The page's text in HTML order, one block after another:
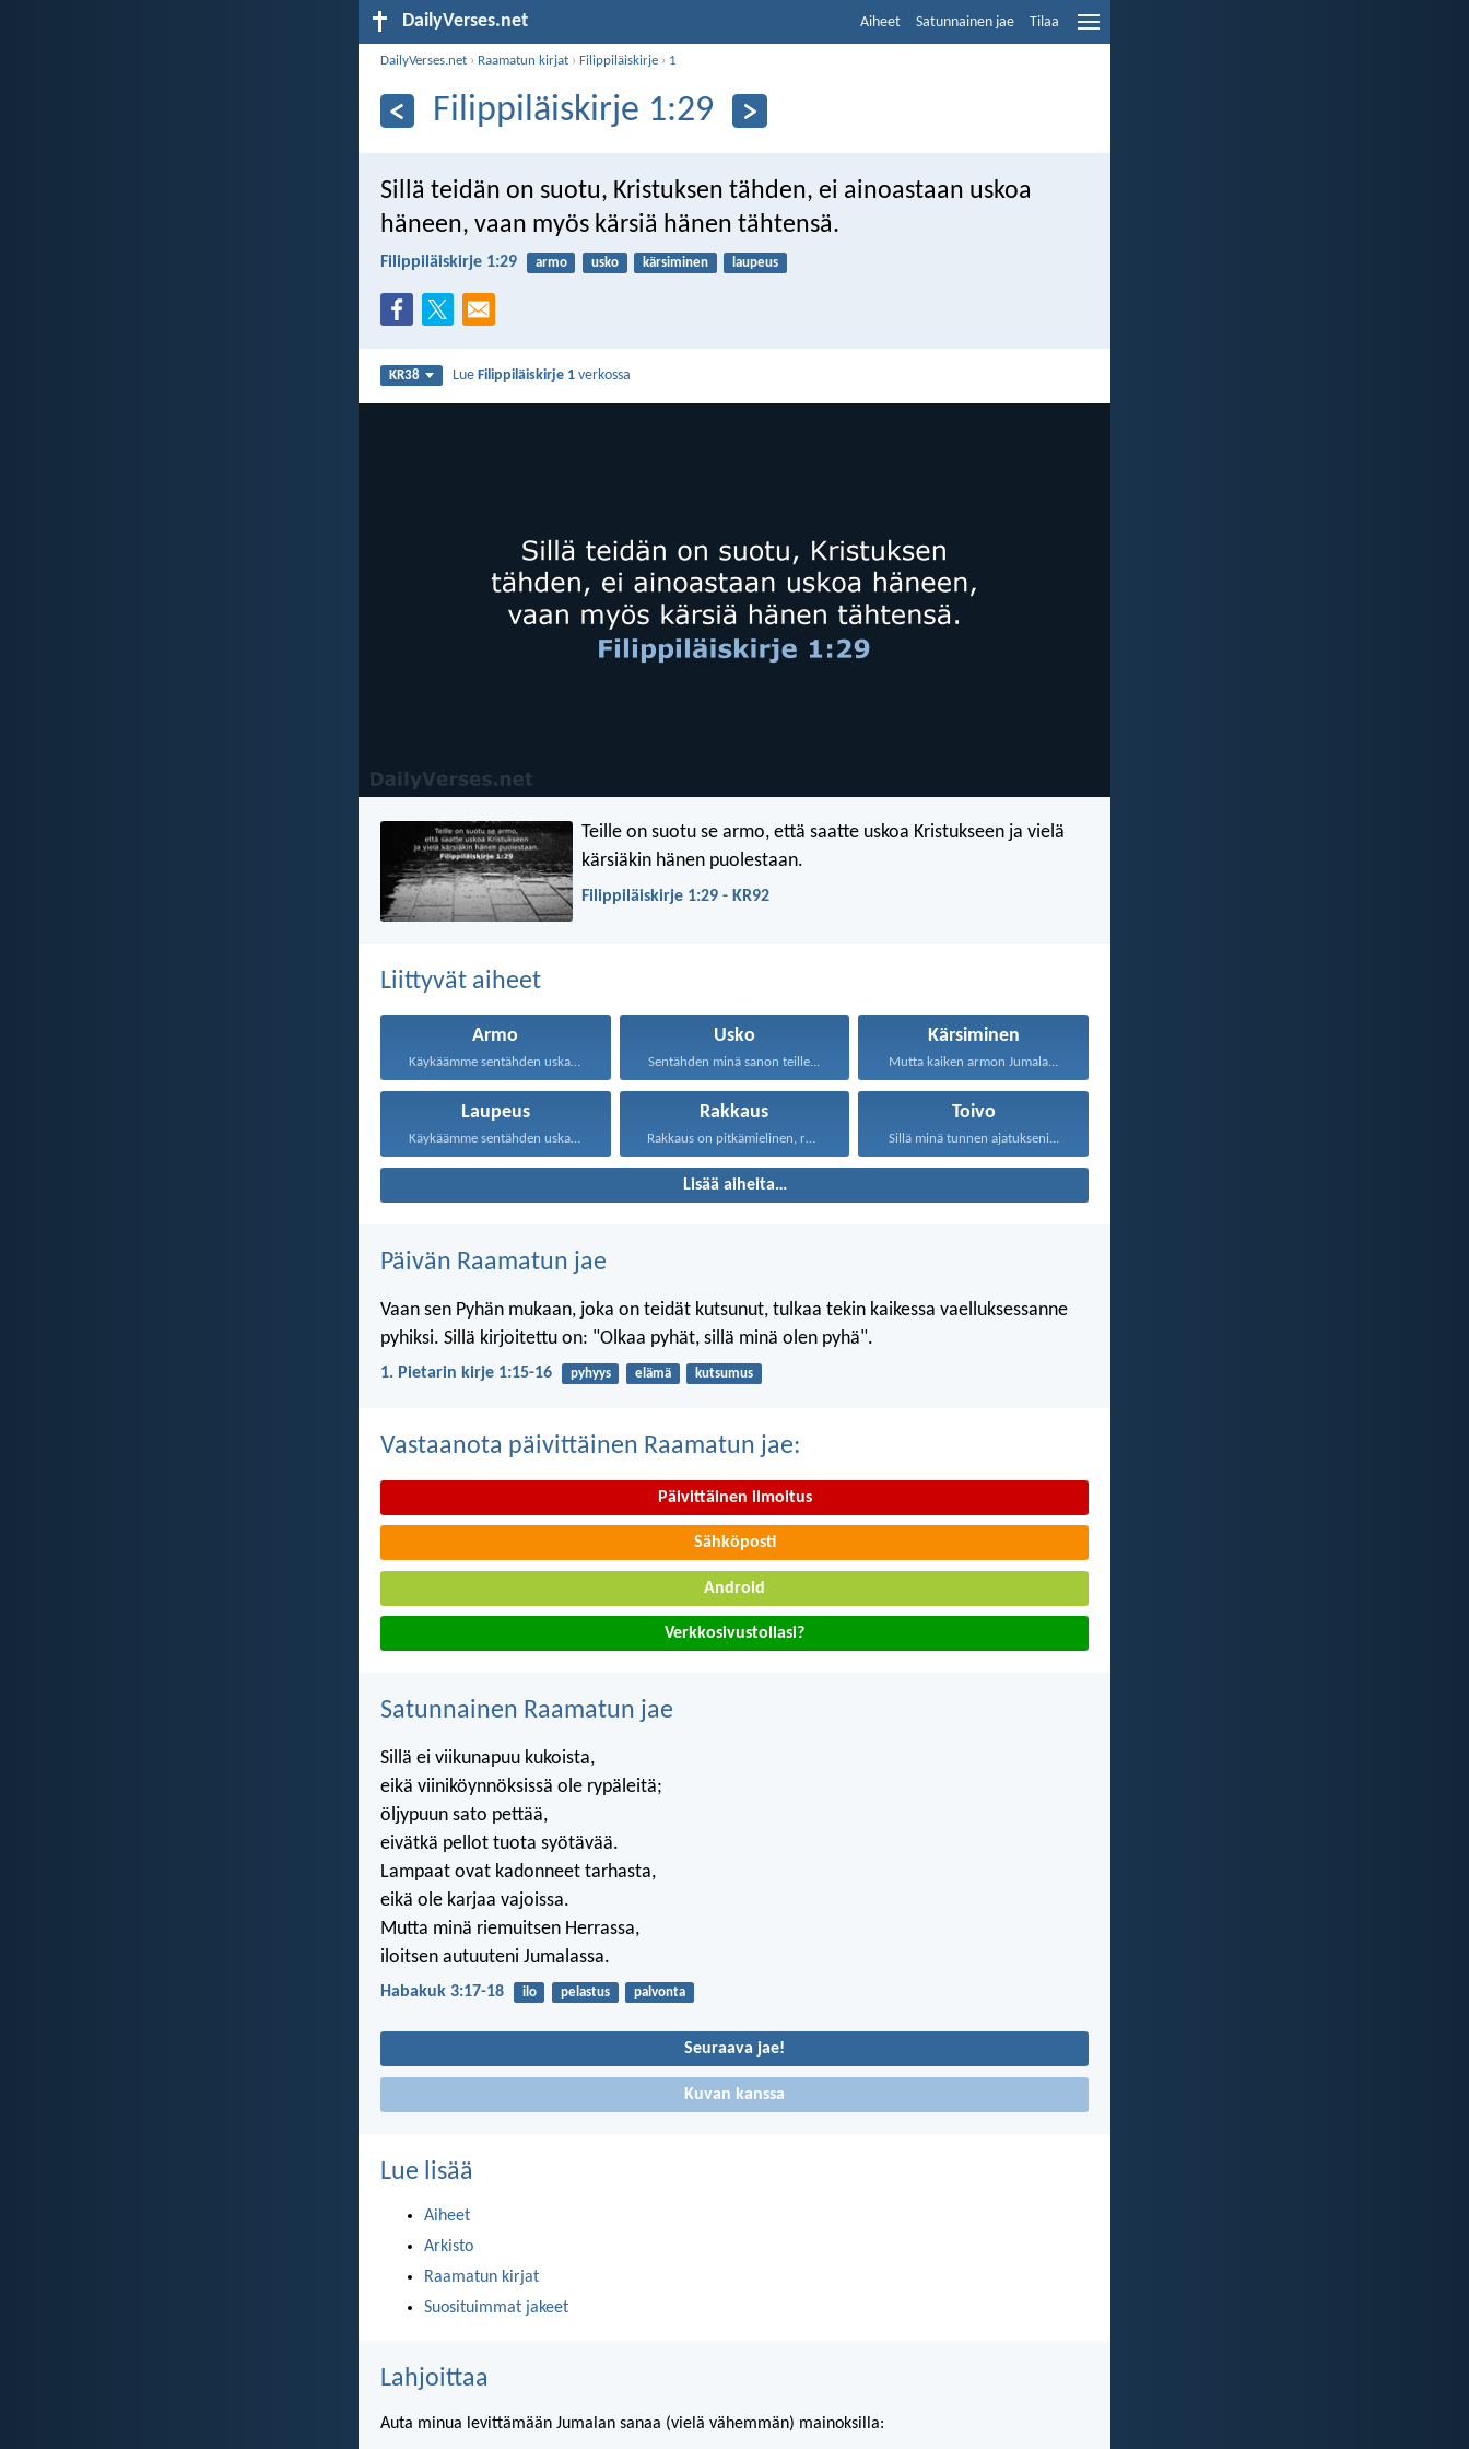
DailyVerses.net Aiheet Satunnainen jae Tilaa
DailyVerses.net › Raamatun kirjat ›Filippiläiskirje › 1
Filippiläiskirje 1:29
Sillä teidän on suotu, Kristuksen tähden, ei ainoastaan uskoa
häneen, vaan myös kärsiä hänen tähtensä.
Filippiläiskirje 1:29 armo usko kärsiminen laupeus
KR38 LueFilippiläiskirje 1 verkossa
Teille on suotu se armo, että saatte uskoa Kristukseen ja vielä
kärsiäkin hänen puolestaan.
Filippiläiskirje 1:29 - KR92
Liittyvät aiheet
Armo
Käykäämme sentähden uskalluksella armon...
Usko
Sentähden minä sanon teille...
Kärsiminen
Mutta kaiken armon Jumala...
Laupeus
Käykäämme sentähden uskalluksella armon...
Rakkaus
Rakkaus on pitkämielinen, rakkaus...
Toivo
Sillä minä tunnen ajatukseni...
Lisää aiheita…
Päivän Raamatun jae
Vaan sen Pyhän mukaan, joka on teidät kutsunut, tulkaa tekin kaikessa vaelluksessanne
pyhiksi. Sillä kirjoitettu on: "Olkaa pyhät, sillä minä olen pyhä".
1. Pietarin kirje 1:15-16 pyhyys elämä kutsumus
Vastaanota päivittäinen Raamatun jae:
Päivittäinen ilmoitus
Sähköposti
Android
Verkkosivustollasi?
Satunnainen Raamatun jae
Sillä ei viikunapuu kukoista,
eikä viiniköynnöksissä ole rypäleitä;
öljypuun sato pettää,
eivätkä pellot tuota syötävää.
Lampaat ovat kadonneet tarhasta,
eikä ole karjaa vajoissa.
Mutta minä riemuitsen Herrassa,
iloitsen autuuteni Jumalassa.
Habakuk 3:17-18 ilo pelastus palvonta
Seuraava jae!
Kuvan kanssa
Lue lisää
Aiheet
Arkisto
Raamatun kirjat
Suosituimmat jakeet
Lahjoittaa
Auta minua levittämään Jumalan sanaa (vielä vähemmän) mainoksilla: